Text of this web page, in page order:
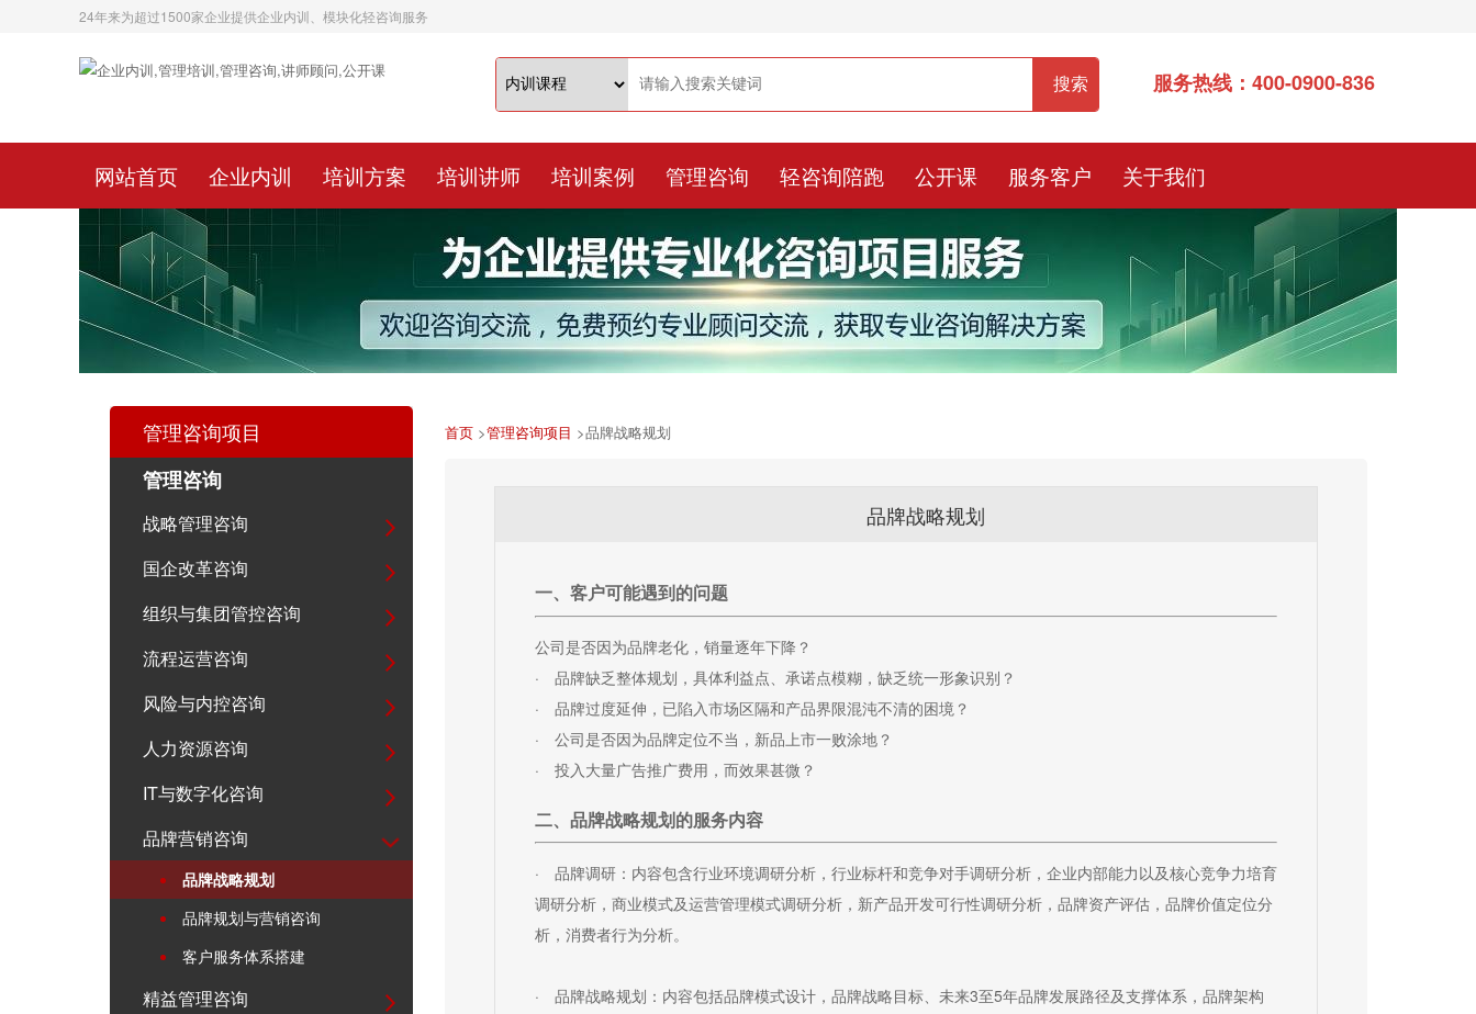
24年来为超过1500家企业提供企业内训、模块化轻咨询服务
服务热线：400-0900-836
网站首页 企业内训 培训方案 培训讲师 培训案例 管理咨询 轻咨询陪跑 公开课 服务客户 关于我们
首页>管理咨询项目 >品牌战略规划
品牌战略规划
一、客户可能遇到的问题
公司是否因为品牌老化，销量逐年下降？
· 品牌缺乏整体规划，具体利益点、承诺点模糊，缺乏统一形象识别？
· 品牌过度延伸，已陷入市场区隔和产品界限混沌不清的困境？
· 公司是否因为品牌定位不当，新品上市一败涂地？
· 投入大量广告推广费用，而效果甚微？
二、品牌战略规划的服务内容
· 品牌调研：内容包含行业环境调研分析，行业标杆和竞争对手调研分析，企业内部能力以及核心竞争力培育
调研分析，商业模式及运营管理模式调研分析，新产品开发可行性调研分析，品牌资产评估，品牌价值定位分
析，消费者行为分析。
· 品牌战略规划：内容包括品牌模式设计，品牌战略目标、未来3至5年品牌发展路径及支撑体系，品牌架构
管理咨询项目
管理咨询
战略管理咨询
国企改革咨询
组织与集团管控咨询
流程运营咨询
风险与内控咨询
人力资源咨询
IT与数字化咨询
品牌营销咨询
品牌战略规划
品牌规划与营销咨询
客户服务体系搭建
精益管理咨询